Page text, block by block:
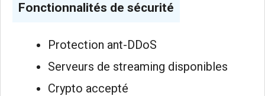
Fonctionnalités de sécurité
Protection ant-DDoS
Serveurs de streaming disponibles
Crypto accepté